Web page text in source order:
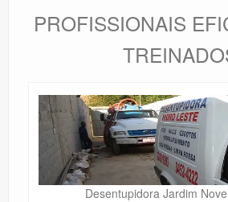
PROFISSIONAIS
Desentupidora Jardim